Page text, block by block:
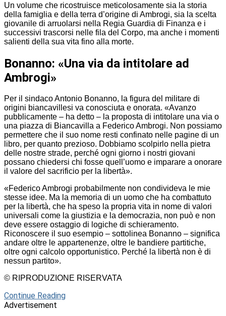
Un volume che ricostruisce meticolosamente sia la storia
della famiglia e della terra d’origine di Ambrogi, sia la scelta
giovanile di arruolarsi nella Regia Guardia di Finanza e i
successivi trascorsi nelle fila del Corpo, ma anche i momenti
salienti della sua vita fino alla morte.
Bonanno: «Una via da intitolare ad
Ambrogi»
Per il sindaco Antonio Bonanno, la figura del militare di
origini biancavillesi va conosciuta e onorata. «Avanzo
pubblicamente – ha detto – la proposta di intitolare una via o
una piazza di Biancavilla a Federico Ambrogi. Non possiamo
permettere che il suo nome resti confinato nelle pagine di un
libro, per quanto prezioso. Dobbiamo scolpirlo nella pietra
delle nostre strade, perché ogni giorno i nostri giovani
possano chiedersi chi fosse quell’uomo e imparare a onorare
il valore del sacrificio per la libertà».
«Federico Ambrogi probabilmente non condivideva le mie
stesse idee. Ma la memoria di un uomo che ha combattuto
per la libertà, che ha speso la propria vita in nome di valori
universali come la giustizia e la democrazia, non può e non
deve essere ostaggio di logiche di schieramento.
Riconoscere il suo esempio – sottolinea Bonanno – significa
andare oltre le appartenenze, oltre le bandiere partitiche,
oltre ogni calcolo opportunistico. Perché la libertà non è di
nessun partito».
© RIPRODUZIONE RISERVATA
Continue Reading
Advertisement